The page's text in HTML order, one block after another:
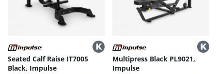
Seated Calf Raise IT7005
Black, Impulse
Multipress Black PL9021,
Impulse